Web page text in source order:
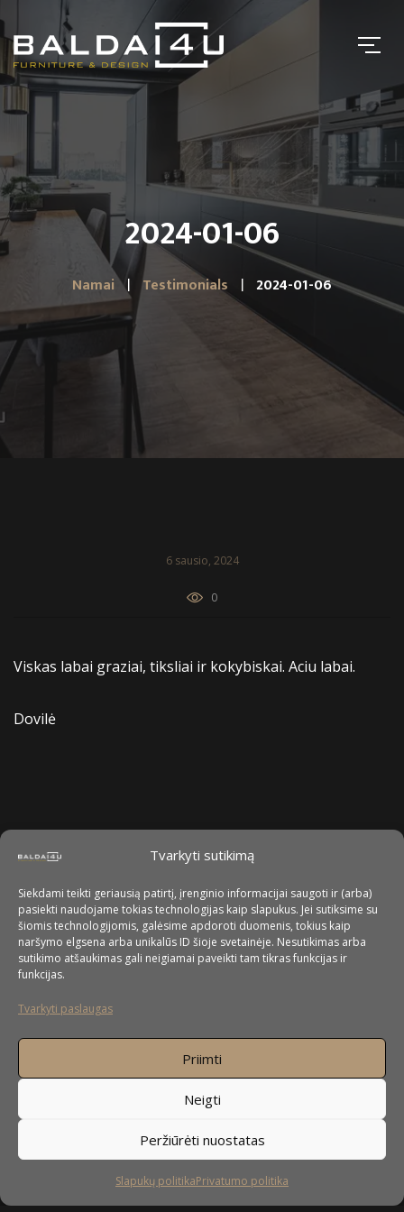
Tvarkyti sutikimą
Siekdami teikti geriausią patirtį, įrenginio informacijai saugoti ir (arba)
pasiekti naudojame tokias technologijas kaip slapukus. Jei sutiksime su
šiomis technologijomis, galėsime apdoroti duomenis, tokius kaip
naršymo elgsena arba unikalūs ID šioje svetainėje. Nesutikimas arba
sutikimo atšaukimas gali neigiamai paveikti tam tikras funkcijas ir
funkcijas.
Tvarkyti paslaugas
Priimti
Neigti
Peržiūrėti nuostatas
Slapukų politikaPrivatumo politika
2024-01-06
Namai Testimonials 2024-01-06
6 sausio, 2024
0
Viskas labai graziai, tiksliai ir kokybiskai. Aciu labai.
Dovilė